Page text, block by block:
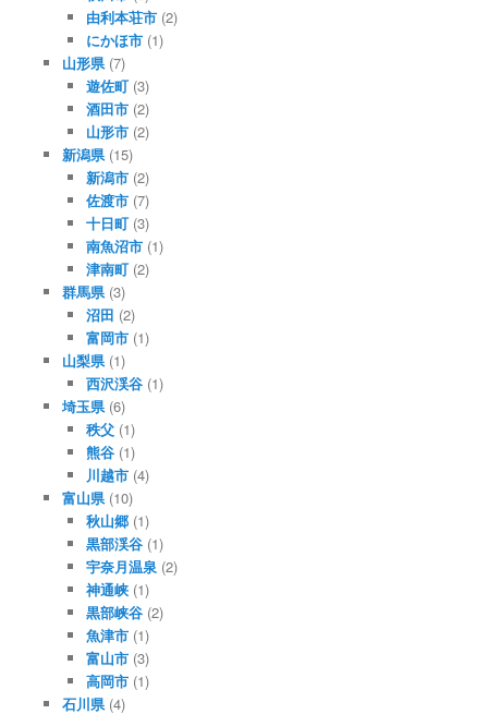
由利本荘市 (2)
にかほ市 (1)
山形県(7)
遊佐町 (3)
酒田市 (2)
山形市 (2)
新潟県(15)
新潟市 (2)
佐渡市 (7)
十日町 (3)
南魚沼市 (1)
津南町 (2)
群馬県(3)
沼田 (2)
富岡市 (1)
山梨県(1)
西沢渓谷 (1)
埼玉県(6)
秩父 (1)
熊谷 (1)
川越市 (4)
富山県(10)
秋山郷 (1)
黒部渓谷 (1)
宇奈月温泉 (2)
神通峡 (1)
黒部峡谷 (2)
魚津市 (1)
富山市 (3)
高岡市 (1)
石川県(4)